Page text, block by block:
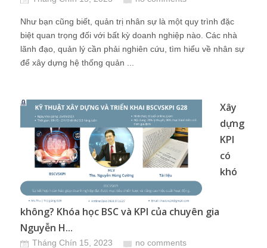
Như bạn cũng biết, quản trị nhân sự là một quy trình đặc
biệt quan trọng đối với bất kỳ doanh nghiệp nào. Các nhà
lãnh đạo, quản lý cần phải nghiên cứu, tìm hiểu về nhân sự
để xây dựng hệ thống quản ...
Xây
dựng
KPI
có
khó
không? Khóa học BSC và KPI của chuyên gia
Nguyễn H...
Tháng Chín 15, 2023 no comments